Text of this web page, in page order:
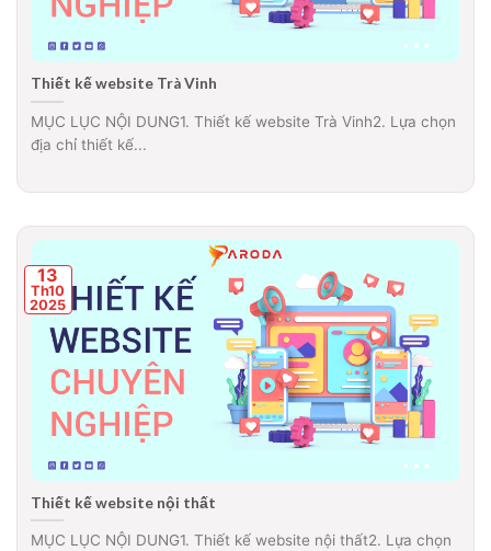
Thiết kế website Trà Vinh
MỤC LỤC NỘI DUNG1. Thiết kế website Trà Vinh2. Lựa chọn
địa chỉ thiết kế...
Thiết kế website nội thất
MỤC LỤC NỘI DUNG1. Thiết kế website nội thất2. Lựa chọn
13
Th10
2025